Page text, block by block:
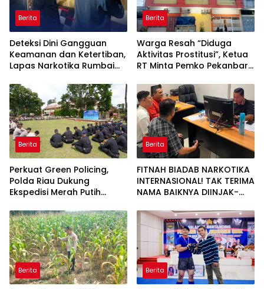
Berita
Deteksi Dini Gangguan
Keamanan dan Ketertiban,
Lapas Narkotika Rumbai
Hunian
Berita
Warga Resah “Diduga
Aktivitas Prostitusi”, Ketua
RT Minta Pemko Pekanbaru
Aktivitas Z Homestay di
Jalan Tanjung Datuk
Berita
Perkuat Green Policing,
Polda Riau Dukung
Ekspedisi Merah Putih
Penanaman Mangrove
Berita
FITNAH BIADAB NARKOTIKA
INTERNASIONAL! TAK TERIMA
NAMA BAIKNYA DIINJAK-
DECLARE WAR: SIAP Bantai
DAN SERET AKUN PEMBUNUH
KARAKTER KE PENJARA
POLDA KEPRI!
Berita Berita